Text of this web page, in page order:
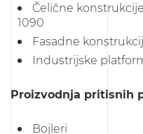
Čelične
1090
Fasadne
Industrijske
Proizvodnja pritisnih
Bojleri